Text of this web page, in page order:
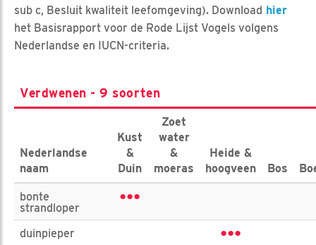
sub c, Besluit kwaliteit leefomgeving). Download hier
het Basisrapport voor de Rode Lijst Vogels volgens
Nederlandse en IUCN-criteria.
Verdwenen - 9 soorten
Nederlandse
naam
Kust
&
Duin
Zoet
water
&
moeras
Heide &
hoogveen
Bos
bonte
strandloper
•••
duinpieper •••